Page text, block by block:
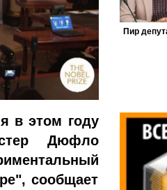
в этом году
Дюфло
сообщает